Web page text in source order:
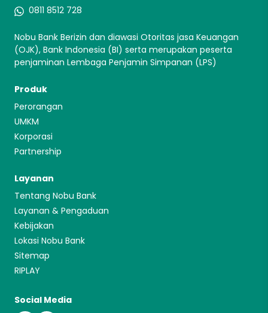
0811 8512 728
Nobu Bank Berizin dan diawasi Otoritas jasa Keuangan
(OJK), Bank Indonesia (BI) serta merupakan peserta
penjaminan Lembaga Penjamin Simpanan (LPS)
Produk
Perorangan
UMKM
Korporasi
Partnership
Layanan
Tentang Nobu Bank
Layanan & Pengaduan
Kebijakan
Lokasi Nobu Bank
Sitemap
RIPLAY
Social Media